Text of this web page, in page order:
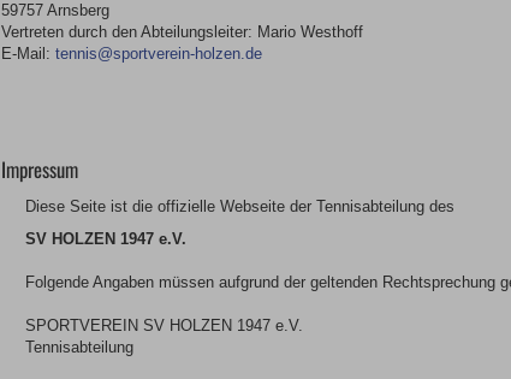
59757 Arnsberg
Vertreten durch den Abteilungsleiter: Mario Westhoff
E-Mail:tennis@sportverein-holzen.de
Impressum
Diese Seite ist die offizielle Webseite der Tennisabteilung des
SV HOLZEN 1947 e.V.
Folgende Angaben müssen aufgrund der geltenden Rechtsprechung
SPORTVEREIN SV HOLZEN 1947 e.V.
Tennisabteilung